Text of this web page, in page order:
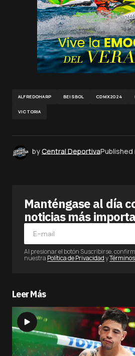
ALFREDOHARP BEISBOL CDMX2024
VICTORIA
byCentral DeportivaPublished
Manténgase al día
noticias más
Al presionar el botón Suscribirse,
nuestra Política de Privacidady
Leer Más